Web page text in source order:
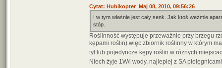
Cytat: Hubikopter Maj 08, 2010, 09:56:26
I w tym właśnie jest cały senk. Jak ktoś weźmie
stóp.
Roślinność występuje przeważnie przy brzegu
kępami roślin) więc zbiornik roślinny w którym
tył lub pojedyncze kępy roślin w różnych
Niech żyje 1W/l wody, najlepiej z SA